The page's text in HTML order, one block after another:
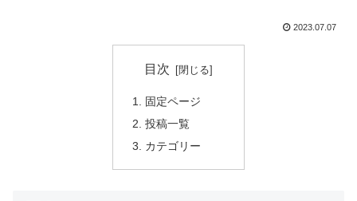
2023.07.07
目次
固定ページ
投稿一覧
カテゴリー